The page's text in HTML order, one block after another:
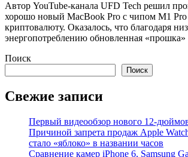
Автор YouTube-канала UFD Tech решил
хорошо новый MacBook Pro с чипом M1
криптовалюту. Оказалось, что благодаря
энергопотреблению обновленная
Поиск
Поиск
Свежие записи
Первый видеообзор нового 12-
Причиной запрета продаж Apple
стало «яблоко» в названии часов
Cравнение камер iPhone 6, Samsung